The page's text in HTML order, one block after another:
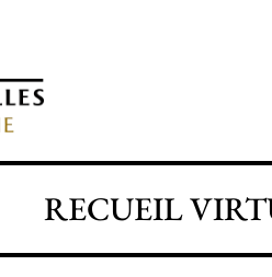
RECUEIL